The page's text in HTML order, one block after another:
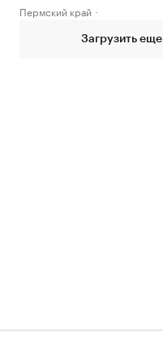
Пермский край
Загрузить еще